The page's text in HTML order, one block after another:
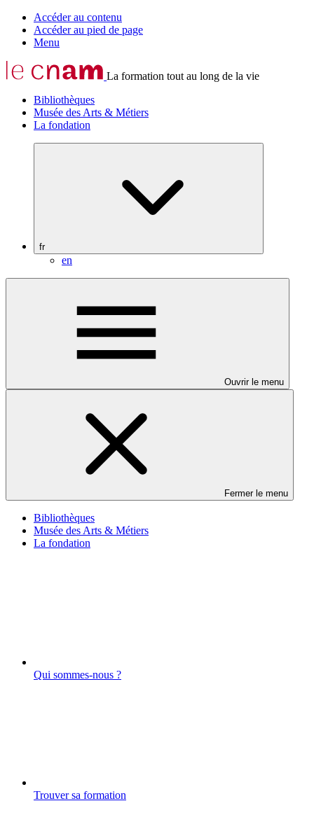
Accéder au contenu
Accéder au pied de page
Menu
La formation tout au long de la vie
Bibliothèques
Musée des Arts & Métiers
La fondation
fr
en
Ouvrir le menu
Fermer le menu
Bibliothèques
Musée des Arts & Métiers
La fondation
Qui sommes-nous ?
Trouver sa formation